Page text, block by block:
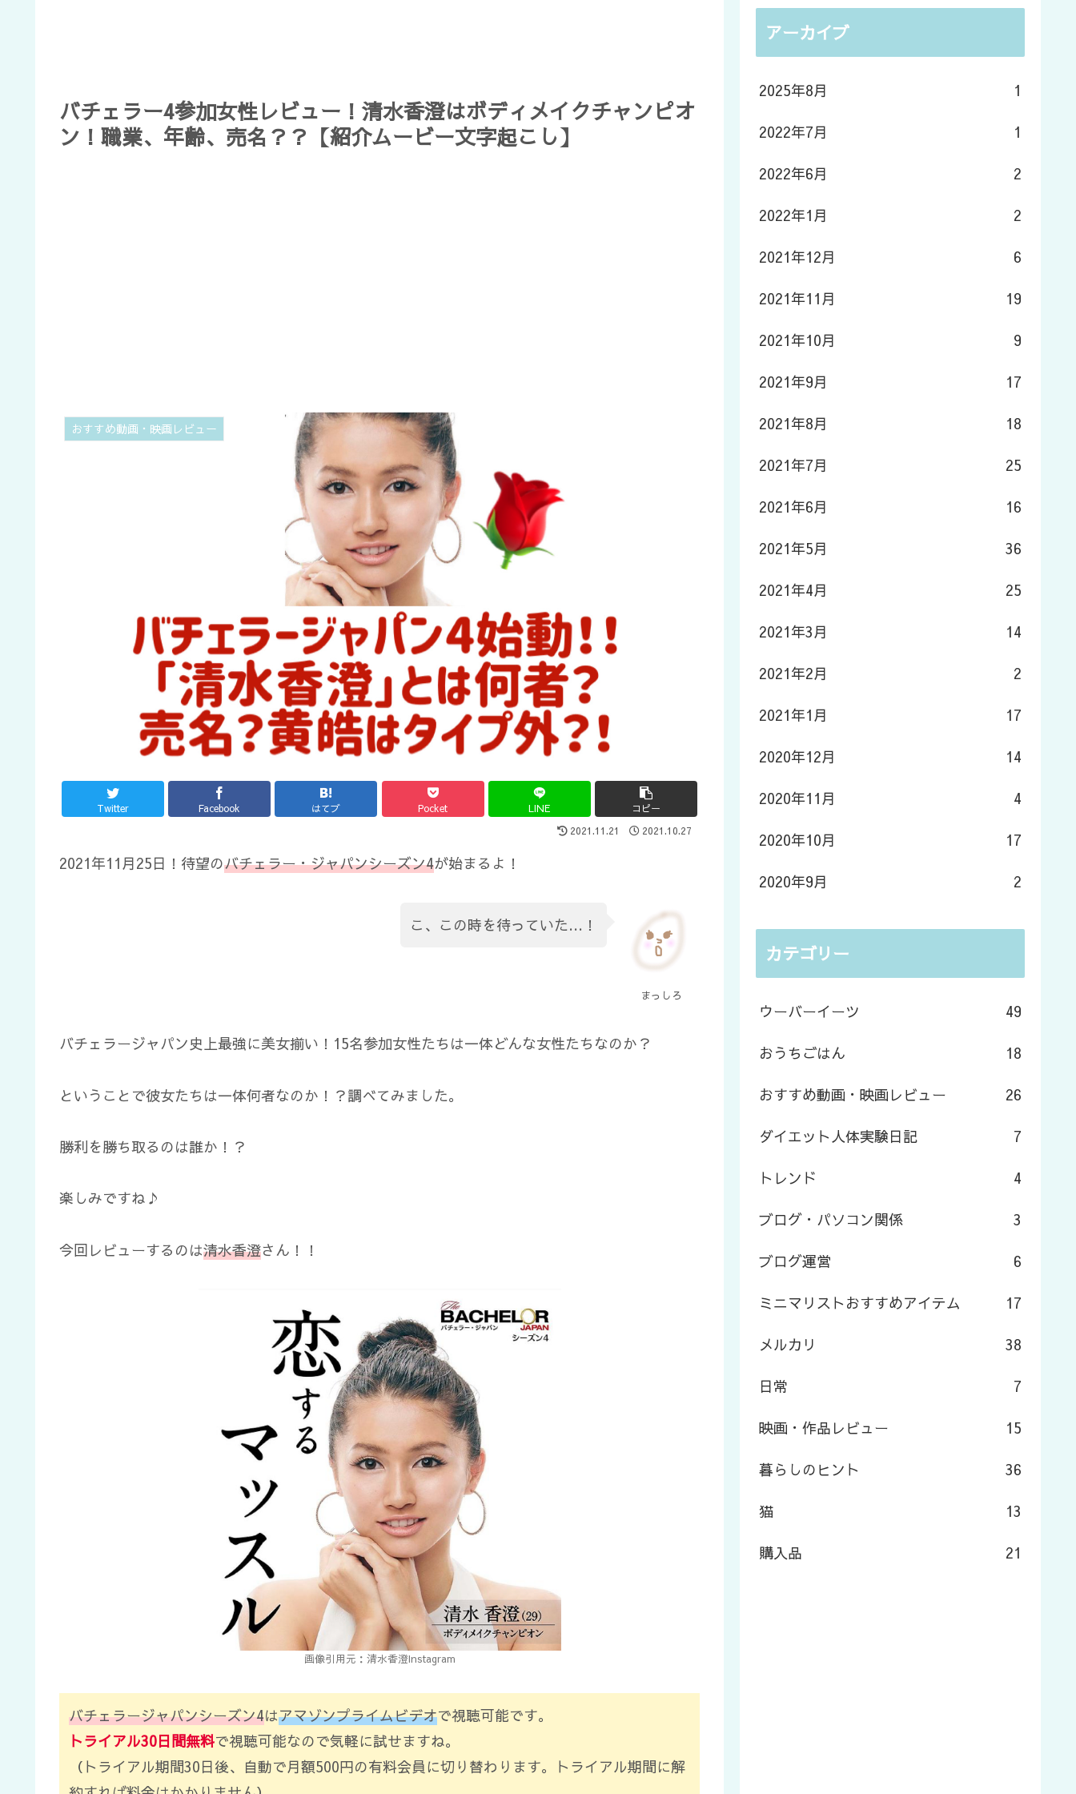
バチェラー4参加女性レビュー！清水香澄はボディメイクチャンピオ
ン！職業、年齢、売名？？【紹介ムービー文字起こし】
おすすめ動画・映画レビュー
Twitter Facebook はてブ Pocket LINE コピー
2021.11.21 2021.10.27
2021年11月25日！待望のバチェラー・ジャパンシーズン4が始まるよ！
まっしろ
こ、この時を待っていた…！
バチェラージャパン史上最強に美女揃い！15名参加女性たちは一体どんな女性たちなのか？
ということで彼女たちは一体何者なのか！？調べてみました。
勝利を勝ち取るのは誰か！？
楽しみですね♪
今回レビューするのは清水香澄さん！！
画像引用元：清水香澄Instagram
バチェラージャパンシーズン4はアマゾンプライムビデオで視聴可能です。
トライアル30日間無料で視聴可能なので気軽に試せますね。
（トライアル期間30日後、自動で月額500円の有料会員に切り替わります。トライアル期間に解
アーカイブ
2025年8月 1
2022年7月 1
2022年6月 2
2022年1月 2
2021年12月 6
2021年11月 19
2021年10月 9
2021年9月 17
2021年8月 18
2021年7月 25
2021年6月 16
2021年5月 36
2021年4月 25
2021年3月 14
2021年2月 2
2021年1月 17
2020年12月 14
2020年11月 4
2020年10月 17
2020年9月 2
カテゴリー
ウーバーイーツ 49
おうちごはん 18
おすすめ動画・映画レビュー 26
ダイエット人体実験日記 7
トレンド 4
ブログ・パソコン関係 3
ブログ運営 6
ミニマリストおすすめアイテム 17
メルカリ 38
日常 7
映画・作品レビュー 15
暮らしのヒント 36
猫 13
購入品 21